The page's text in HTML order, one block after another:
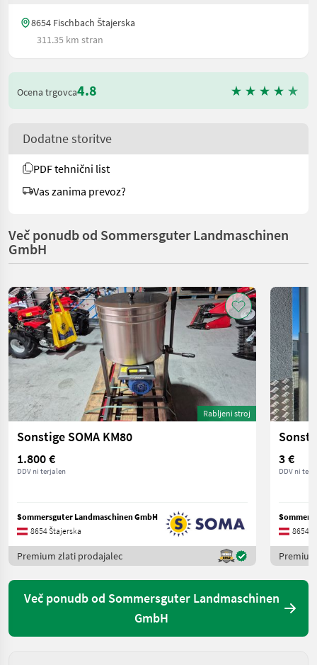
8654 Fischbach Štajerska
311.35 km stran
Ocena trgovca4.8
Dodatne storitve
PDF tehnični list
Vas zanima prevoz?
Več ponudb od Sommersguter Landmaschinen
GmbH
Rabljeni stroj
Sonstige SOMA KM80
1.800 €
DDV ni terjalen
Sommersguter Landmaschinen GmbH
8654 Štajerska
Premium zlati prodajalec
3 €
DDV ni
8654
Več ponudb od Sommersguter Landmaschinen
GmbH